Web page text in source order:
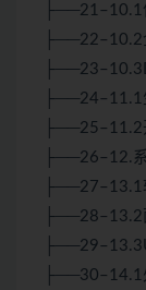
├──21–10.1
├──22–10.2
├──24–11.1
├──25–11.2
├──26–12.
├──27–13.1
├──28–13.2
├──30–14.1